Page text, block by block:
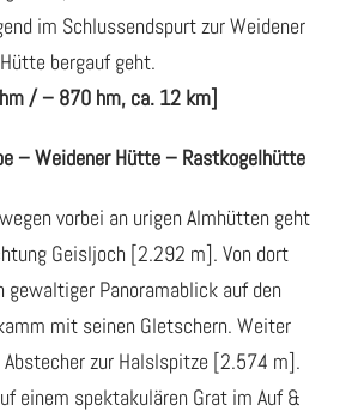
im Schlussendspurt zur Weidener
Hütte bergauf geht.
/ – 870 hm, ca. 12 km]
– Weidener Hütte – Rastkogelhütte
vorbei an urigen Almhütten geht
Geisljoch [2.292 m]. Von dort
gewaltiger Panoramablick auf den
mit seinen Gletschern. Weiter
zur Halslspitze [2.574 m].
einem spektakulären Grat im Auf &